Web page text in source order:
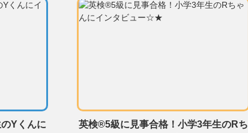
Yくんに
英検®5級に見事合格！小学3年生のRち